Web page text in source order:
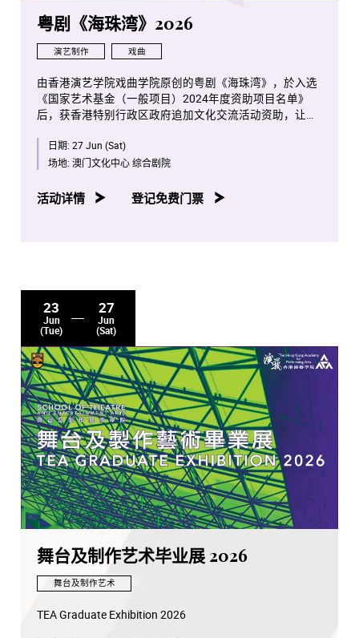
粤剧《海珠湾》2026
演艺制作 戏曲
由香港演艺学院戏曲学院原创的粤剧《海珠湾》，於入选
《国家艺术基金（一般项目）2024年度资助项目名单》
后，获香港特别行政区政府追加文化交流活动资助，让此
澳门文化中心巡演。
应，透过「唱、做、念、打」的粤剧表演元素，与环保理
日期: 27 Jun (Sat)
场地: 澳门文化中心 综合剧院
活动详情 登记免费门票
23
Jun
(Tue)
27
Jun
(Sat)
舞台及制作艺术毕业展 2026
舞台及制作艺术
TEA Graduate Exhibition 2026